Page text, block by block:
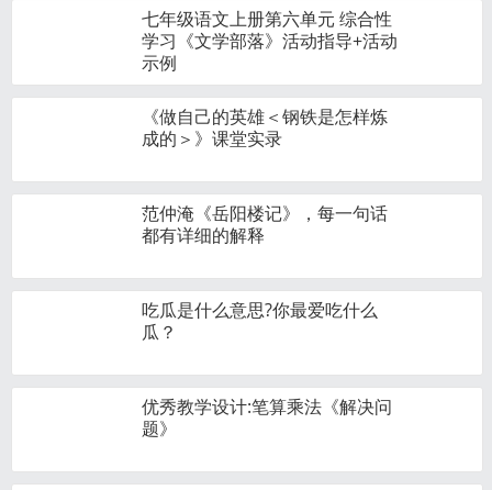
七年级语文上册第六单元 综合性
学习《文学部落》活动指导+活动
示例
《做自己的英雄＜钢铁是怎样炼
成的＞》课堂实录
范仲淹《岳阳楼记》，每一句话
都有详细的解释
吃瓜是什么意思?你最爱吃什么
瓜？
优秀教学设计:笔算乘法《解决问
题》